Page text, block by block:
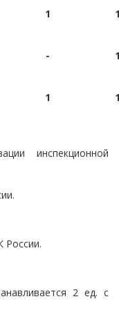
1
-
1
инспекционной
России.
2 ед. с